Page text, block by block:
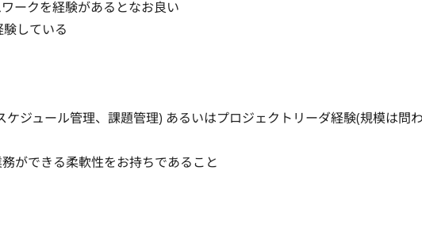
ークを経験があるとなお良い
している
ジュール管理、課題管理) あるいはプロジェクトリーダ経験(規模は問
ができる柔軟性をお持ちであること